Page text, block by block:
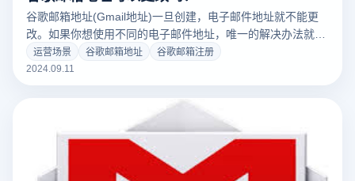
谷歌邮箱地址(Gmail地址)一旦创建，电子邮件地址就不能更
改。如果你想使用不同的电子邮件地址，唯一的解决办法就是
创建一个新的Gmail账户。然而，您仍然可以通过以下方式进
行一些调整: 1. 设置别名 您可以使用Gmail的其他名称功能，
一个句号或一个号码)，这些修改后的地址仍然会将邮件发送
到您的原始邮箱。 2. 建立新帐户并转发邮件 如果您决定更改
电子邮件地址，您可以创建一个新的Gmail帐户，并自动将旧
电子邮件转发到新的电子邮件地址，并通知您的联系人您的新
电子邮件地址。
运营场景 谷歌邮箱地址
谷歌邮箱注册
2024.09.11